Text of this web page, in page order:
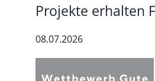
Projekte erhalten
08.07.2026